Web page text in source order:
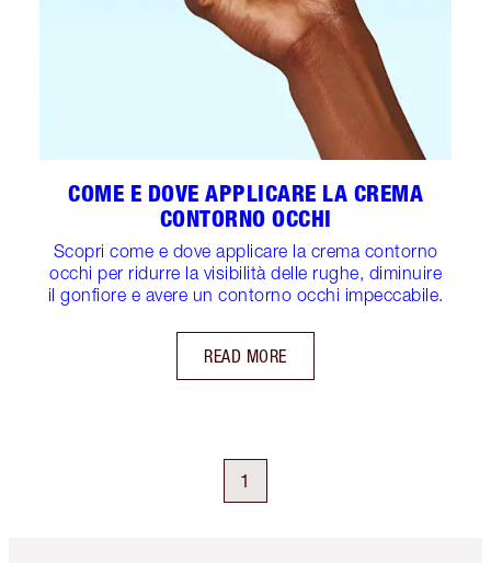
COME E DOVE APPLICARE LA CREMA
CONTORNO OCCHI
Scopri come e dove applicare la crema contorno
occhi per ridurre la visibilità delle rughe, diminuire
il gonfiore e avere un contorno occhi impeccabile.
READ MORE
1